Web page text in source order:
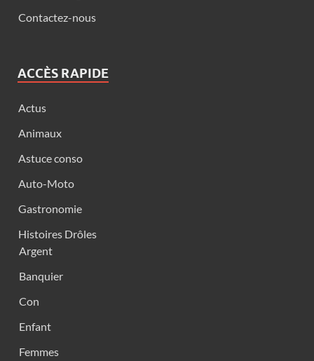
Contactez-nous
ACCÈS RAPIDE
Actus
Animaux
Astuce conso
Auto-Moto
Gastronomie
Histoires Drôles
Argent
Banquier
Con
Enfant
Femmes